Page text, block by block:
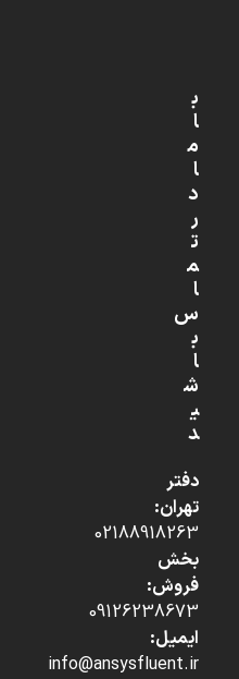
ب
ا
م
ا
د
ر
ت
م
ا
س
ب
ا
ش
ی
د
دفتر
تهران:
02188918263
بخش
فروش:
09126238673
ایمیل:
info@ansysfluent.ir